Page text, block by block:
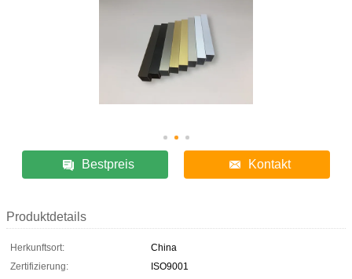
Bestpreis Kontakt
Produktdetails
Herkunftsort:
China
Zertifizierung:
ISO9001